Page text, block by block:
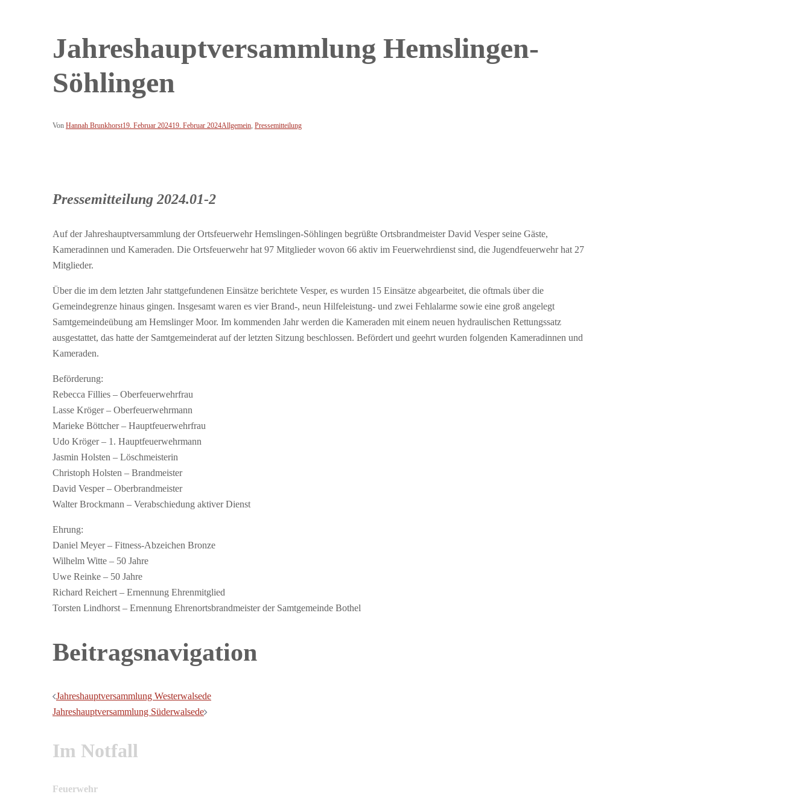
Jahreshauptversammlung Hemslingen-
Söhlingen
Von Hannah Brunkhorst19. Februar 202419. Februar 2024Allgemein Pressemitteilung
Pressemitteilung 2024.01-2
Auf der Jahreshauptversammlung der Ortsfeuerwehr Hemslingen-Söhlingen begrüßte Ortsbrandmeister David Vesper seine Gäste,
Kameradinnen und Kameraden. Die Ortsfeuerwehr hat 97 Mitglieder wovon 66 aktiv im Feuerwehrdienst sind, die Jugendfeuerwehr hat 27
Mitglieder.
Über die im dem letzten Jahr stattgefundenen Einsätze berichtete Vesper, es wurden 15 Einsätze abgearbeitet, die oftmals über die
Gemeindegrenze hinaus gingen. Insgesamt waren es vier Brand-, neun Hilfeleistung- und zwei Fehlalarme sowie eine groß angelegt
Samtgemeindeübung am Hemslinger Moor. Im kommenden Jahr werden die Kameraden mit einem neuen hydraulischen Rettungssatz
ausgestattet, das hatte der Samtgemeinderat auf der letzten Sitzung beschlossen. Befördert und geehrt wurden folgenden Kameradinnen und
Kameraden.
Beförderung:
Rebecca Fillies – Oberfeuerwehrfrau
Lasse Kröger – Oberfeuerwehrmann
Marieke Böttcher – Hauptfeuerwehrfrau
Udo Kröger – 1. Hauptfeuerwehrmann
Jasmin Holsten – Löschmeisterin
Christoph Holsten – Brandmeister
David Vesper – Oberbrandmeister
Walter Brockmann – Verabschiedung aktiver Dienst
Ehrung:
Daniel Meyer – Fitness-Abzeichen Bronze
Wilhelm Witte – 50 Jahre
Uwe Reinke – 50 Jahre
Richard Reichert – Ernennung Ehrenmitglied
Torsten Lindhorst – Ernennung Ehrenortsbrandmeister der Samtgemeinde Bothel
Beitragsnavigation
Jahreshauptversammlung Westerwalsede
Jahreshauptversammlung Süderwalsede
Im Notfall
Feuerwehr